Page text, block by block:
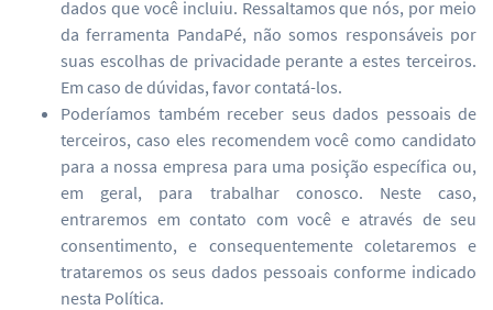
dados que você incluiu. Ressaltamos que nós, por meio
da ferramenta PandaPé, não somos responsáveis por
suas escolhas de privacidade perante a estes terceiros.
Em caso de dúvidas, favor contatá-los.
Poderíamos também receber seus dados pessoais de
terceiros, caso eles recomendem você como candidato
para a nossa empresa para uma posição específica ou,
em geral, para trabalhar conosco. Neste caso,
entraremos em contato com você e através de seu
consentimento, e consequentemente coletaremos e
trataremos os seus dados pessoais conforme indicado
nesta Política.